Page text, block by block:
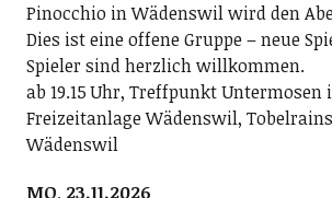
Pinocchio in Wädenswil wird den
Dies ist eine offene Gruppe – neue
Spieler sind herzlich willkommen.
ab 19.15 Uhr, Treffpunkt Untermosen
Freizeitanlage Wädenswil,
Wädenswil
MO, 23.11.2026